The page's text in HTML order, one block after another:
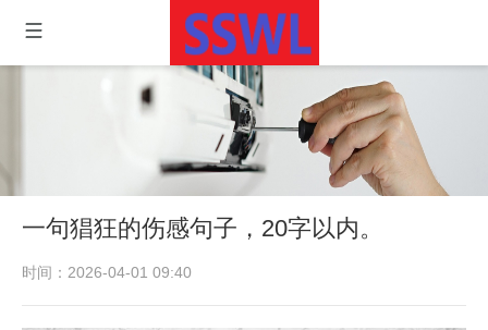
一句猖狂的伤感句子，20字以内。
时间：2026-04-01 09:40